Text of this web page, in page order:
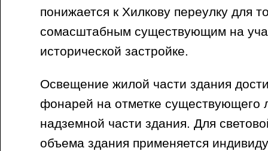
понижается к Хилкову переулку для
сомасштабным существующим на
исторической застройке.
Освещение жилой части здания
фонарей на отметке существующего
надземной части здания. Для
объема здания применяется